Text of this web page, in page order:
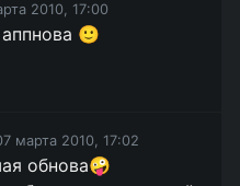
2010, 17:00
🙂
марта 2010, 17:02
обнова🤪